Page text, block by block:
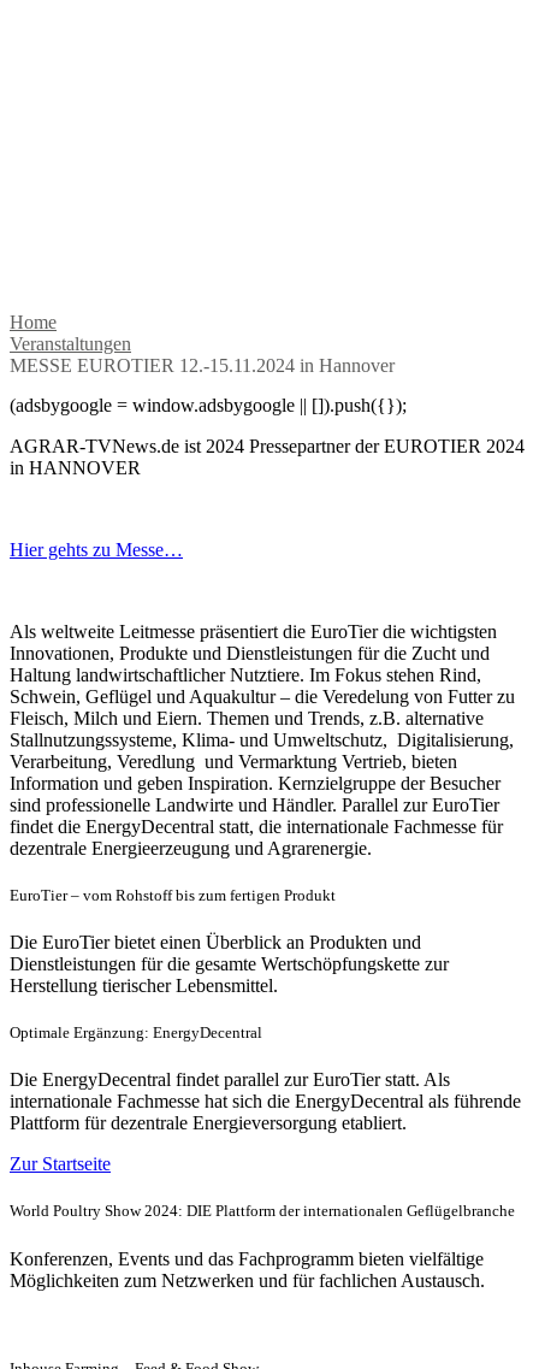
Home
Veranstaltungen
MESSE EUROTIER 12.-15.11.2024 in Hannover
(adsbygoogle = window.adsbygoogle || []).push({});
AGRAR-TVNews.de ist 2024 Pressepartner der EUROTIER 2024
in HANNOVER
Hier gehts zu Messe…
Als weltweite Leitmesse präsentiert die EuroTier die wichtigsten
Innovationen, Produkte und Dienstleistungen für die Zucht und
Haltung landwirtschaftlicher Nutztiere. Im Fokus stehen Rind,
Schwein, Geflügel und Aquakultur – die Veredelung von Futter zu
Fleisch, Milch und Eiern. Themen und Trends, z.B. alternative
Stallnutzungssysteme, Klima- und Umweltschutz, Digitalisierung,
Verarbeitung, Veredlung und Vermarktung Vertrieb, bieten
Information und geben Inspiration. Kernzielgruppe der Besucher
sind professionelle Landwirte und Händler. Parallel zur EuroTier
findet die EnergyDecentral statt, die internationale Fachmesse für
dezentrale Energieerzeugung und Agrarenergie.
EuroTier – vom Rohstoff bis zum fertigen Produkt
Die EuroTier bietet einen Überblick an Produkten und
Dienstleistungen für die gesamte Wertschöpfungskette zur
Herstellung tierischer Lebensmittel.
Optimale Ergänzung: EnergyDecentral
Die EnergyDecentral findet parallel zur EuroTier statt. Als
internationale Fachmesse hat sich die EnergyDecentral als führende
Plattform für dezentrale Energieversorgung etabliert.
Zur Startseite
World Poultry Show 2024: DIE Plattform der internationalen Geflügelbranche
Konferenzen, Events und das Fachprogramm bieten vielfältige
Möglichkeiten zum Netzwerken und für fachlichen Austausch.